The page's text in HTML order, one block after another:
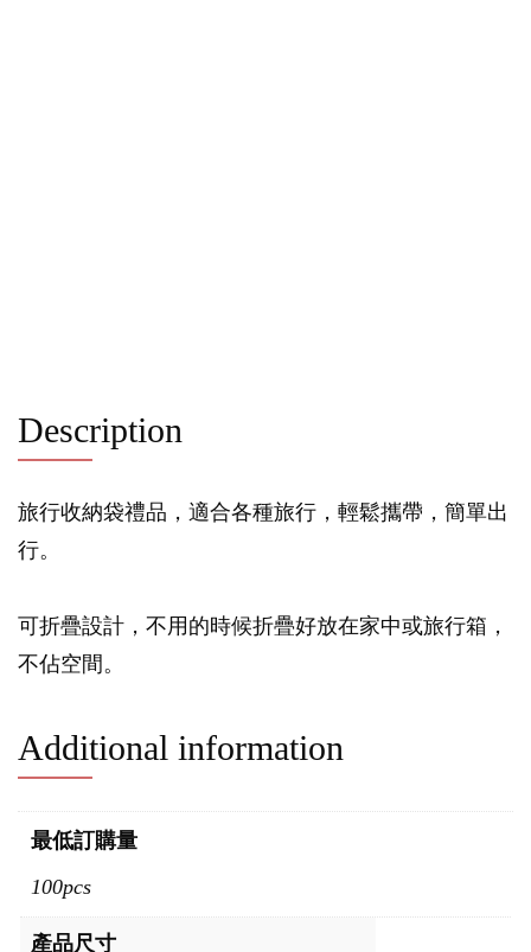
Description
旅行收納袋禮品，適合各種旅行，輕鬆攜帶，簡單出
行。
可折疊設計，不用的時候折疊好放在家中或旅行箱，
不佔空間。
Additional information
最低訂購量
100pcs
產品尺寸